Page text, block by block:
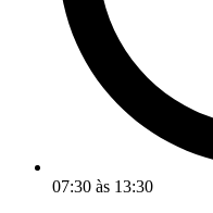
07:30 às 13:30